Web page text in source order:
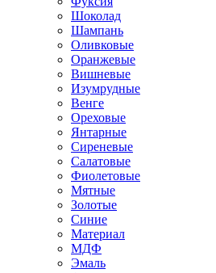
Шоколад
Шампань
Оливковые
Оранжевые
Вишневые
Изумрудные
Венге
Ореховые
Янтарные
Сиреневые
Салатовые
Фиолетовые
Мятные
Золотые
Синие
Материал
МДФ
Эмаль